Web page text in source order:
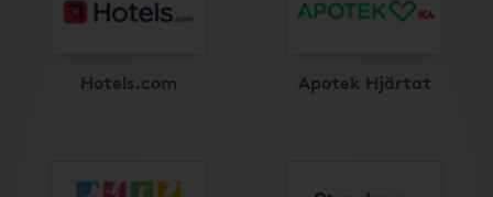
Hotels.com Apotek Hjärtat